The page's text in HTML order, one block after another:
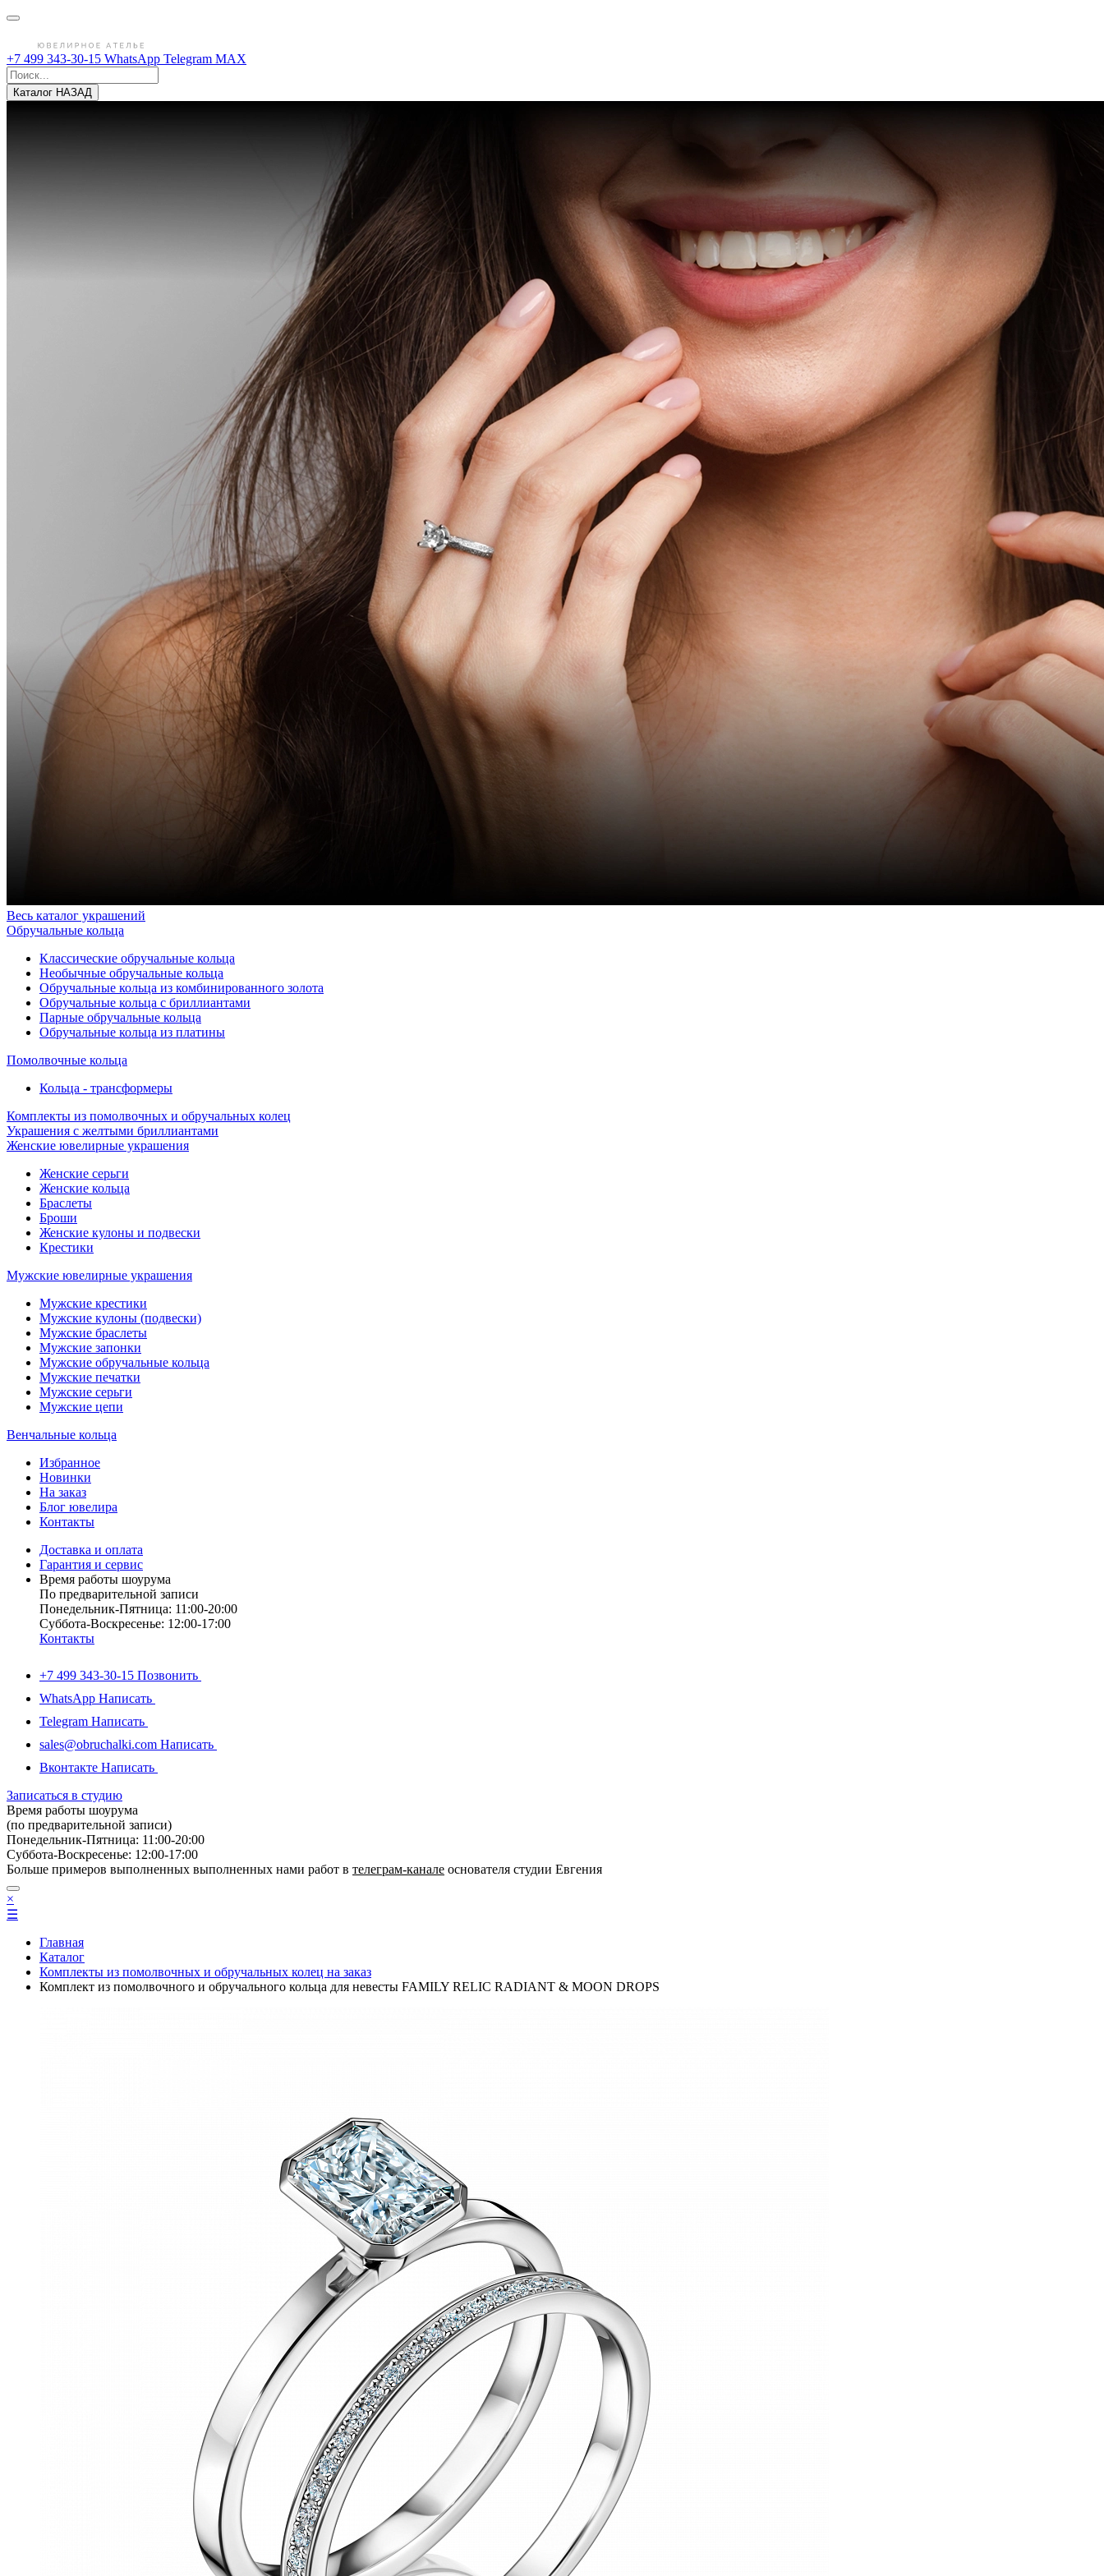
+7 499 343-30-15 WhatsApp Telegram MAX
Каталог НАЗАД
Весь каталог украшений
Обручальные кольца
Классические обручальные кольца
Необычные обручальные кольца
Обручальные кольца из комбинированного золота
Обручальные кольца с бриллиантами
Парные обручальные кольца
Обручальные кольца из платины
Помолвочные кольца
Кольца - трансформеры
Комплекты из помолвочных и обручальных колец
Украшения с желтыми бриллиантами
Женские ювелирные украшения
Женские серьги
Женские кольца
Браслеты
Броши
Женские кулоны и подвески
Крестики
Мужские ювелирные украшения
Мужские крестики
Мужские кулоны (подвески)
Мужские браслеты
Мужские запонки
Мужские обручальные кольца
Мужские печатки
Мужские серьги
Мужские цепи
Венчальные кольца
Избранное
Новинки
На заказ
Блог ювелира
Контакты
Доставка и оплата
Гарантия и сервис
Время работы шоурума
По предварительной записи
Понедельник-Пятница: 11:00-20:00
Суббота-Bоcкресенье: 12:00-17:00
Контакты
+7 499 343-30-15 Позвонить
WhatsApp Написать
Telegram Написать
sales@obruchalki.com Написать
Вконтакте Написать
Записаться в студию
Время работы шоурума
(по предварительной записи)
Понедельник-Пятница: 11:00-20:00
Суббота-Bоcкресенье: 12:00-17:00
Больше примеров выполненных выполненных нами работ в телеграм-канале основателя студии Евгения
×
☰
Главная
Каталог
Комплекты из помолвочных и обручальных колец на заказ
Комплект из помолвочного и обручального кольца для невесты FAMILY RELIC RADIANT & MOON DROPS